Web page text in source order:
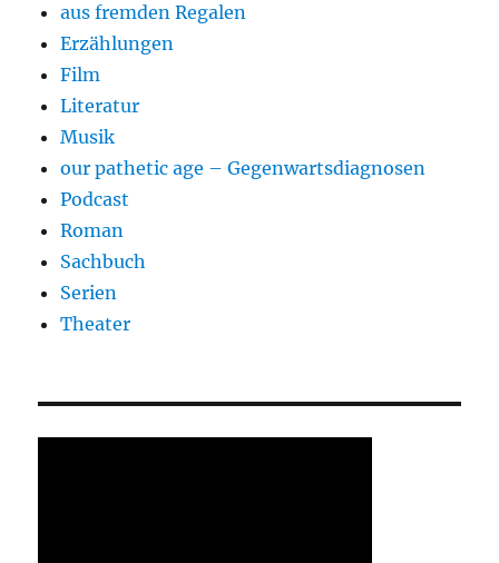
aus fremden Regalen
Erzählungen
Film
Literatur
Musik
our pathetic age – Gegenwartsdiagnosen
Podcast
Roman
Sachbuch
Serien
Theater